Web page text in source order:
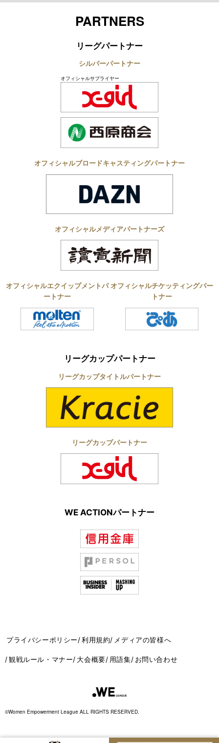
TwitterYoutubeInstagram
LINE TikTok
PARTNERS
リーグパートナー
シルバーパートナー
オフィシャルサプライヤー
オフィシャルブロードキャスティングパートナー
オフィシャルメディアパートナーズ
オフィシャルエクイップメントパ
ートナー
オフィシャルチケッティングパー
トナー
リーグカップパートナー
リーグカップタイトルパートナー
リーグカップパートナー
WE ACTIONパートナー
プライバシーポリシー 利用規約 メディアの皆様へ
観戦ルール・マナー 大会概要 用語集 お問い合わせ
©Women Empowerment League ALL RIGHTS RESERVED.